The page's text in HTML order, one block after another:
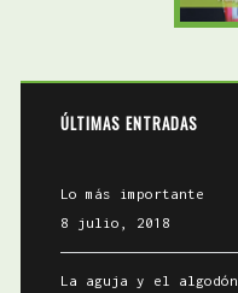
ÚLTIMAS ENTRADAS
Lo más importante
8 julio, 2018
La aguja y el algodón